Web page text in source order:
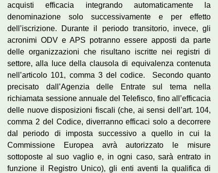
acquisti efficacia integrando automaticamente la
denominazione solo successivamente e per effetto
dell’iscrizione. Durante il periodo transitorio, invece, gli
acronimi ODV e APS potranno essere apposti da parte
delle organizzazioni che risultano iscritte nei registri di
settore, alla luce della clausola di equivalenza contenuta
nell’articolo 101, comma 3 del codice. Secondo quanto
precisato dall’Agenzia delle Entrate sul tema nella
richiamata sessione annuale del Telefisco, fino all’efficacia
delle nuove disposizioni fiscali (che, ai sensi dell’art. 104,
comma 2 del Codice, diverranno efficaci solo a decorrere
dal periodo di imposta successivo a quello in cui la
Commissione Europea avrà autorizzato le misure
sottoposte al suo vaglio e, in ogni caso, sarà entrato in
funzione il Registro Unico), gli enti aventi la qualifica di